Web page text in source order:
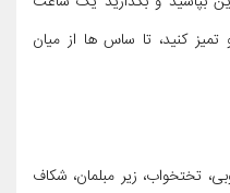
تمیز کنید، تا ساس ها از میان
تختخواب، زیر مبلمان، شکاف